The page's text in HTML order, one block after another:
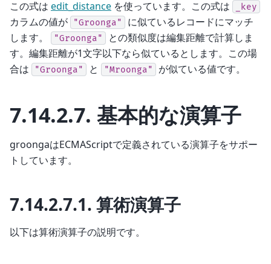
この式は edit_distance を使っています。この式は _key
カラムの値が "Groonga"
に似ているレコードにマッチ
します。
"Groonga"
との類似度は編集距離で計算しま
す。編集距離が1文字以下なら似ているとします。この場
合は
"Groonga" と "Mroonga" が似ている値です。
7.14.2.7. 基本的な演算子
groongaはECMAScriptで定義されている演算子をサポー
トしています。
7.14.2.7.1. 算術演算子
以下は算術演算子の説明です。